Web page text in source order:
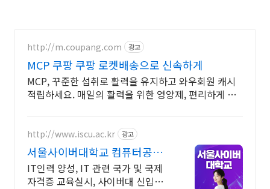
http://m.coupang.com 광고
MCP 쿠팡 쿠팡 로켓배송으로 신속하게
MCP, 꾸준한 섭취로 활력을 유지하고 와우회원 캐시
적립하세요. 매일의 활력을 위한 영양제, 편리하게 챙
http://www.iscu.ac.kr 광고
서울사이버대학교 컴퓨터공학
과 2026 가을학기 신편입생
IT인력 양성, IT 관련 국가 및 국제
자격증 교육실시, 사이버대 신입생